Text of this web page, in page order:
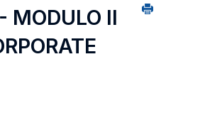
MODULO II